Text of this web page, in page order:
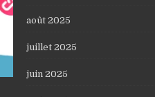
août 2025
juillet 2025
juin 2025